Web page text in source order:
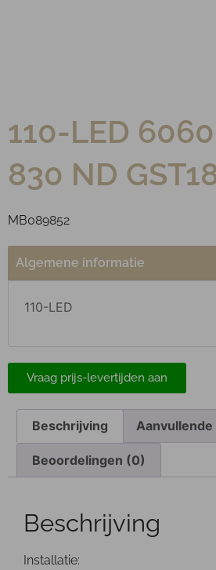
110-LED
830 ND
MB089852
Algemene informatie
110-LED
Vraag prijs-levertijden aan
Beschrijving
Beoordelingen (0)
Beschrijving
Installatie: